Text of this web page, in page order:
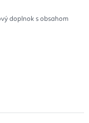
doplnok s obsahom